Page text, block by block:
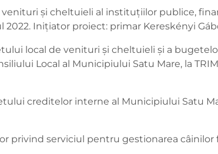
şi cheltuieli al instituţiilor publice,
Inițiator proiect: primar Kereskényi
local de venituri şi cheltuieli şi a
Local al Municipiului Satu Mare, la
creditelor interne al Municipiului Satu
privind serviciul pentru gestionarea câinilor